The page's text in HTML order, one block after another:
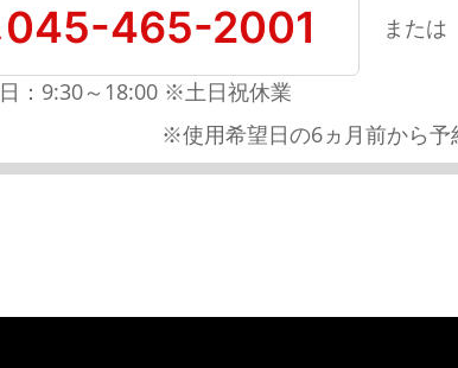
045-465-2001
：9:30～18:00 ※土日祝休業
または
※使用希望日の6ヵ月前から予